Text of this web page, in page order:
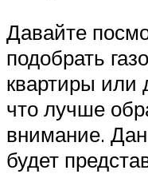
Давайте
подобрать
квартиры или
что лучше
внимание.
будет